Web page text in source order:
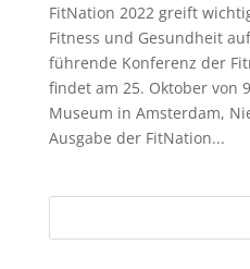
FitNation 2022 greift
Fitness und Gesundheit
führende Konferenz der
findet am 25. Oktober von
Museum in Amsterdam,
Ausgabe der FitNation...